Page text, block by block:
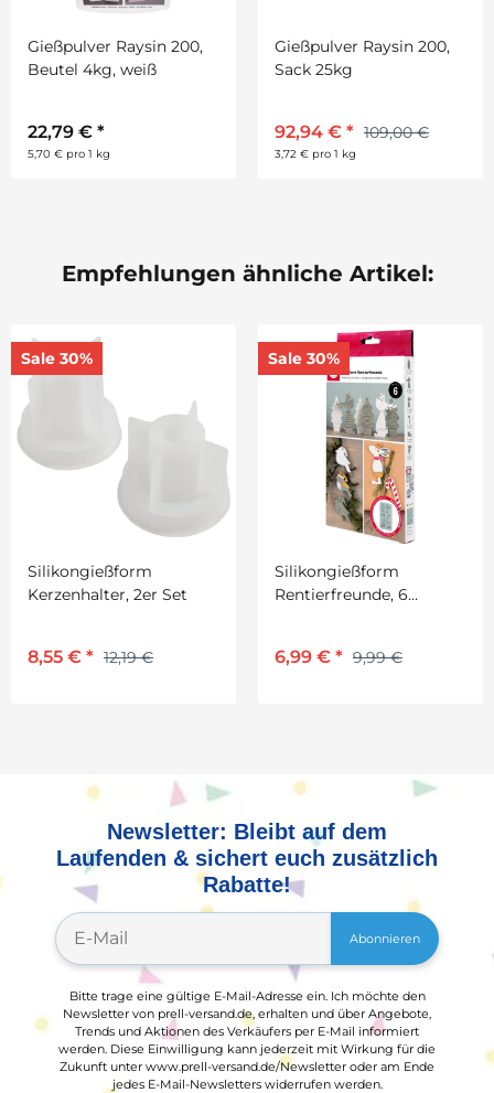
Gießpulver Raysin 200,
Beutel 4kg, weiß
22,79 € *
5,70 € pro 1 kg
Gießpulver Raysin 200,
Sack 25kg
92,94 € * 109,00 €
3,72 € pro 1 kg
Empfehlungen ähnliche Artikel:
Sale 30%
Silikongießform
Kerzenhalter, 2er Set
8,55 € * 12,19 €
Sale 30%
Silikongießform
Rentierfreunde, 6
6,99 € * 9,99 €
Newsletter: Bleibt auf dem
Laufenden & sichert euch zusätzlich
Rabatte!
Abonnieren
Bitte trage eine gültige E-Mail-Adresse ein. Ich möchte den
Newsletter von prell-versand.de, erhalten und über Angebote,
Trends und Aktionen des Verkäufers per E-Mail informiert
werden. Diese Einwilligung kann jederzeit mit Wirkung für die
Zukunft unter www.prell-versand.de/Newsletter oder am Ende
jedes E-Mail-Newsletters widerrufen werden.